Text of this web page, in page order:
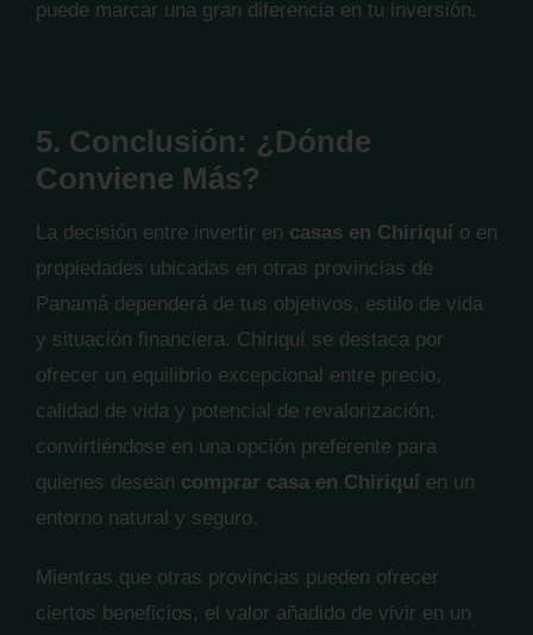
puede marcar una gran diferencia en tu inversión.
5. Conclusión: ¿Dónde
Conviene Más?
La decisión entre invertir en casas en Chiriquí o en
propiedades ubicadas en otras provincias de
Panamá dependerá de tus objetivos, estilo de vida
y situación financiera. Chiriquí se destaca por
ofrecer un equilibrio excepcional entre precio,
calidad de vida y potencial de revalorización,
convirtiéndose en una opción preferente para
quienes desean comprar casa en Chiriquí en un
entorno natural y seguro.
Mientras que otras provincias pueden ofrecer
ciertos beneficios, el valor añadido de vivir en un